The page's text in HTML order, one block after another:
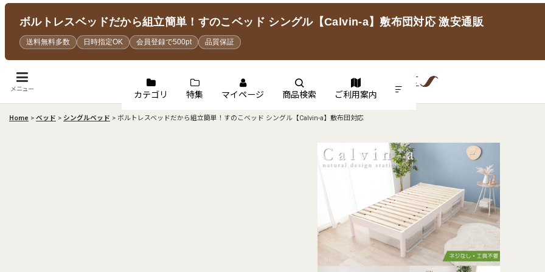
ボルトレスベッドだから組立簡単！すのこベッド シングル【Calvin-a】敷布団対応 激安通販
送料無料多数 日時指定OK 会員登録で500pt 品質保証
メニュー
カテゴリ 特集 マイページ 商品検索 ご利用案内
Home > ベッド > シングルベッド > ボルトレスベッドだから組立簡単！すのこベッド シングル【Calvin-a】敷布団対応